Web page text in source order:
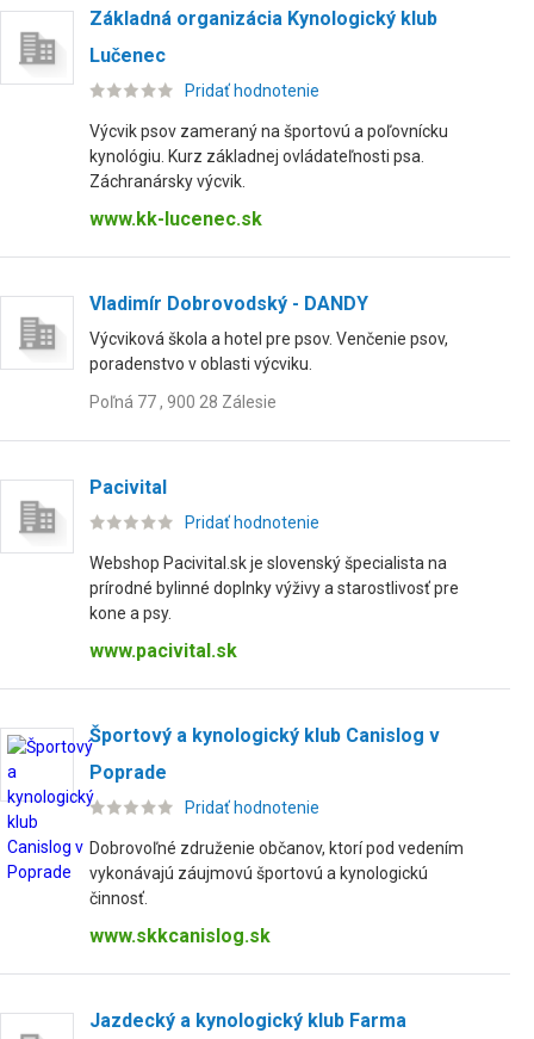
Základná organizácia Kynologický klub
Lučenec
Pridať hodnotenie
Výcvik psov zameraný na športovú a poľovnícku
kynológiu. Kurz základnej ovládateľnosti psa.
Záchranársky výcvik.
www.kk-lucenec.sk
Vladimír Dobrovodský - DANDY
Výcviková škola a hotel pre psov. Venčenie psov,
poradenstvo v oblasti výcviku.
Poľná 77 , 900 28 Zálesie
Pacivital
Pridať hodnotenie
Webshop Pacivital.sk je slovenský špecialista na
prírodné bylinné doplnky výživy a starostlivosť pre
kone a psy.
www.pacivital.sk
Športový a kynologický klub Canislog v
Poprade
Pridať hodnotenie
Dobrovoľné združenie občanov, ktorí pod vedením
vykonávajú záujmovú športovú a kynologickú
činnosť.
www.skkcanislog.sk
Jazdecký a kynologický klub Farma